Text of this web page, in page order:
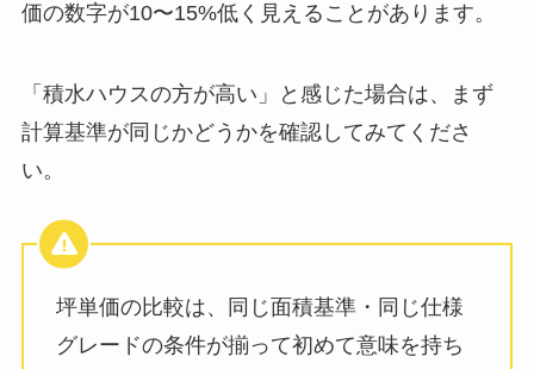
価の数字が10〜15%低く見えることがあります。
「積水ハウスの方が高い」と感じた場合は、まず
計算基準が同じかどうかを確認してみてくださ
い。
坪単価の比較は、同じ面積基準・同じ仕様
グレードの条件が揃って初めて意味を持ち